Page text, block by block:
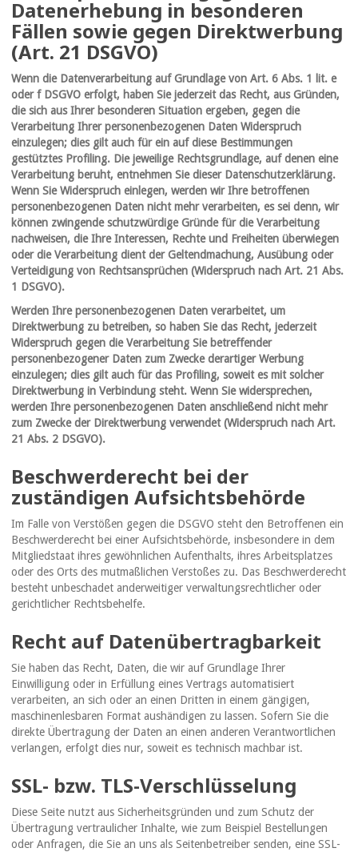
Datenerhebung in besonderen
Fällen sowie gegen Direktwerbung
(Art. 21 DSGVO)
Wenn die Datenverarbeitung auf Grundlage von Art. 6 Abs. 1 lit. e
oder f DSGVO erfolgt, haben Sie jederzeit das Recht, aus Gründen,
die sich aus Ihrer besonderen Situation ergeben, gegen die
Verarbeitung Ihrer personenbezogenen Daten Widerspruch
einzulegen; dies gilt auch für ein auf diese Bestimmungen
gestütztes Profiling. Die jeweilige Rechtsgrundlage, auf denen eine
Verarbeitung beruht, entnehmen Sie dieser Datenschutzerklärung.
Wenn Sie Widerspruch einlegen, werden wir Ihre betroffenen
personenbezogenen Daten nicht mehr verarbeiten, es sei denn, wir
können zwingende schutzwürdige Gründe für die Verarbeitung
nachweisen, die Ihre Interessen, Rechte und Freiheiten überwiegen
oder die Verarbeitung dient der Geltendmachung, Ausübung oder
Verteidigung von Rechtsansprüchen (Widerspruch nach Art. 21 Abs.
1 DSGVO).
Werden Ihre personenbezogenen Daten verarbeitet, um
Direktwerbung zu betreiben, so haben Sie das Recht, jederzeit
Widerspruch gegen die Verarbeitung Sie betreffender
personenbezogener Daten zum Zwecke derartiger Werbung
einzulegen; dies gilt auch für das Profiling, soweit es mit solcher
Direktwerbung in Verbindung steht. Wenn Sie widersprechen,
werden Ihre personenbezogenen Daten anschließend nicht mehr
zum Zwecke der Direktwerbung verwendet (Widerspruch nach Art.
21 Abs. 2 DSGVO).
Beschwerderecht bei der
zuständigen Aufsichtsbehörde
Im Falle von Verstößen gegen die DSGVO steht den Betroffenen ein
Beschwerderecht bei einer Aufsichtsbehörde, insbesondere in dem
Mitgliedstaat ihres gewöhnlichen Aufenthalts, ihres Arbeitsplatzes
oder des Orts des mutmaßlichen Verstoßes zu. Das Beschwerderecht
besteht unbeschadet anderweitiger verwaltungsrechtlicher oder
gerichtlicher Rechtsbehelfe.
Recht auf Datenübertragbarkeit
Sie haben das Recht, Daten, die wir auf Grundlage Ihrer
Einwilligung oder in Erfüllung eines Vertrags automatisiert
verarbeiten, an sich oder an einen Dritten in einem gängigen,
maschinenlesbaren Format aushändigen zu lassen. Sofern Sie die
direkte Übertragung der Daten an einen anderen Verantwortlichen
verlangen, erfolgt dies nur, soweit es technisch machbar ist.
SSL- bzw. TLS-Verschlüsselung
Diese Seite nutzt aus Sicherheitsgründen und zum Schutz der
Übertragung vertraulicher Inhalte, wie zum Beispiel Bestellungen
oder Anfragen, die Sie an uns als Seitenbetreiber senden, eine SSL-